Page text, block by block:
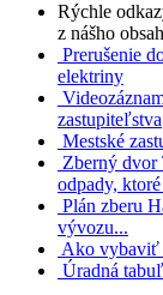
Rýchle
z nášho
Prerušenie
elektriny
zastupiteľstva
Mestské
Zberný dvor
odpady,
Plán zberu
vývozu...
Ako vybaviť
Úradná